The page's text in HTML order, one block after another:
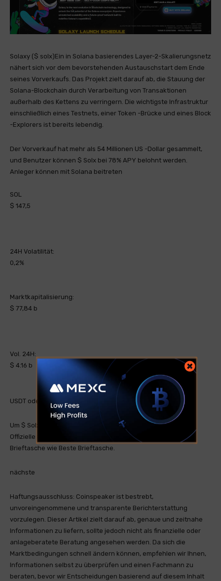
Solaxy ($ solx)Ein in Solana basierendes Layer-2-Skalierungsnetz
nähert sich vor dem bevorstehenden Austauschstart dem Ende
seines Vorverkaufs. Das Projekt zielt darauf ab, die Stauung der
Solana-Blockchain durch Verarbeitung von Transaktionen
außerhalb des Kettens zu verringern. Die wichtigste Infrastruktur
einschließlich eines Testnets, einer Token -Brücke und eines Block
-Explorers ist bereits lebendig.
Der Vorverkauf hat mehr als 54 Millionen US -Dollar gesammelt,
und Benutzer können $ Solx bei 78% APY belohnt werden.
Anleger können mit Solana beitreten
SOL
$ 147,5
24H Volatilität:
0,2%
Marktkapitalisierung:
$ 77,84 b
Vol. 24H:
$ 4.16 b
USDT oder eine Bankkarte.
Um $ Solx zum aktuellen Preis von 0,001766 USD zu kaufen
Offizielle Solaxy -Website
und verbinden eine gestützte
Brieftasche wie Beste Brieftasche.
nächste
Haftungsausschluss: Coinspeaker ist bestrebt,
unvoreingenommene und transparente Berichterstattung
vorzulegen. Dieser Artikel zielt darauf ab, genaue und zeitnahe
Informationen zu liefern, sollte jedoch nicht als finanzielle oder
anlageberatete Beratung angesehen werden. Da sich die
Marktbedingungen schnell ändern können, empfehlen wir Ihnen,
Informationen selbst zu überprüfen und einen Fachmann zu
beraten, bevor wir Entscheidungen basierend auf diesem Inhalt